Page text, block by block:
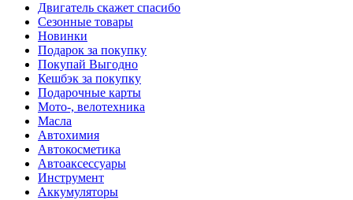
Двигатель скажет спасибо
Сезонные товары
Новинки
Подарок за покупку
Покупай Выгодно
Кешбэк за покупку
Подарочные карты
Мото-, велотехника
Масла
Автохимия
Автокосметика
Автоаксессуары
Инструмент
Аккумуляторы